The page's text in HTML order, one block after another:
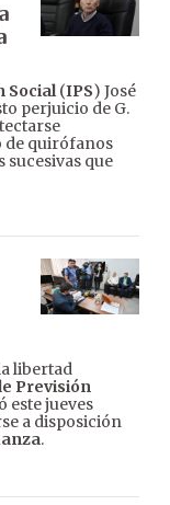
Social(IPS) José
perjuicio de G.
de quirófanos
que
libertad
Previsión
este jueves
a disposición
.